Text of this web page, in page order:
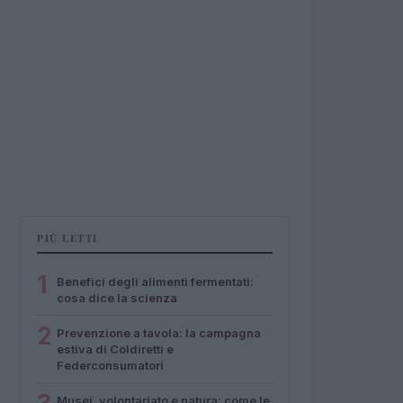
PIÙ LETTI
1
Benefici degli alimenti fermentati:
cosa dice la scienza
2 Prevenzione a tavola: la campagna
estiva di Coldiretti e
Federconsumatori